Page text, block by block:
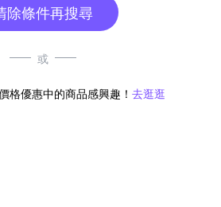
除條件再搜尋
或
格優惠中的商品感興趣！ 去逛逛